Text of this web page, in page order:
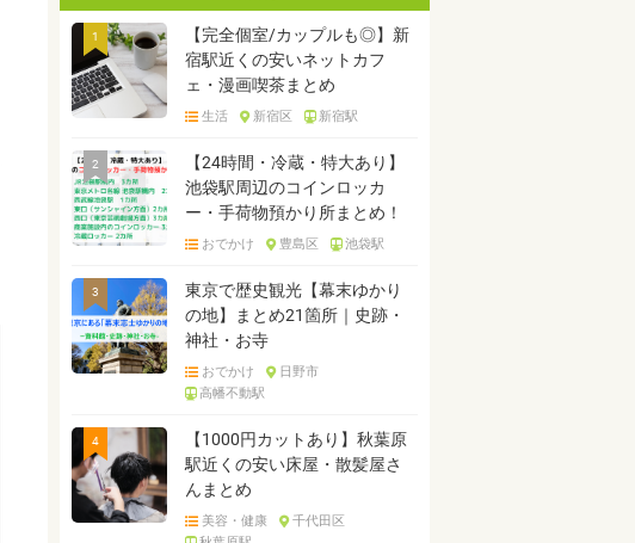
1
【完全個室/カップルも◎】新
宿駅近くの安いネットカフ
ェ・漫画喫茶まとめ
生活 新宿区 新宿駅
2
【24時間・冷蔵・特大あり】
池袋駅周辺のコインロッカ
ー・手荷物預かり所まとめ！
おでかけ 豊島区 池袋駅
3
東京で歴史観光【幕末ゆかり
の地】まとめ21箇所｜史跡・
神社・お寺
おでかけ
日野市
高幡不動駅
4
【1000円カットあり】秋葉原
駅近くの安い床屋・散髪屋さ
んまとめ
美容・健康
千代田区